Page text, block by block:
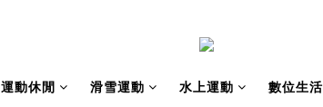
運動休閒 滑雪運動 水上運動 數位生活